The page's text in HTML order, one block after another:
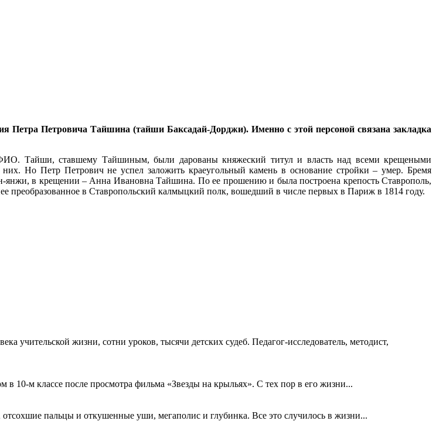
Петра Петровича Тайшина (тайши Баксадай-Дорджи). Именно с этой персоной связана закладка
Тайши, ставшему Тайшиным, были дарованы княжеский титул и власть над всеми крещеными
Но Петр Петрович не успел заложить краеугольный камень в основание стройки – умер. Бремя
янжи, в крещении – Анна Ивановна Тайшина. По ее прошению и была построена крепость Ставрополь,
преобразованное в Ставропольский калмыцкий полк, вошедший в числе первых в Париж в 1814 году.
учительской жизни, сотни уроков, тысячи детских судеб. Педагог-исследователь, методист,
10-м классе после просмотра фильма «Звезды на крыльях». С тех пор в его жизни...
пальцы и откушенные уши, мегаполис и глубинка. Все это случилось в жизни...